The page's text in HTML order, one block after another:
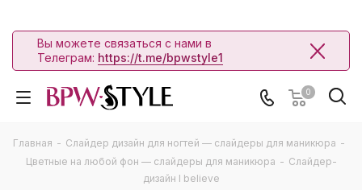
Вы можете связаться с нами в
Телеграм: https://t.me/bpwstyle1
0
Главная - Слайдер дизайн для ногтей — слайдеры для маникюра -
Цветные на любой фон — слайдеры для маникюра - Слайдер-
дизайн I believe